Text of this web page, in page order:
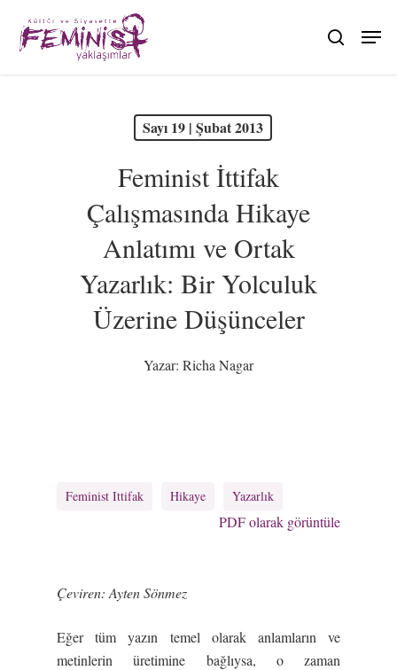
main
search
Sayı 19 | Şubat 2013
Feminist İttifak
Çalışmasında Hikaye
Anlatımı ve Ortak
Yazarlık: Bir Yolculuk
Üzerine Düşünceler
Yazar: Richa Nagar
Feminist Ittifak Hikaye Yazarlık
PDF olarak görüntüle
Çeviren: Ayten Sönmez
Eğer tüm yazın temel olarak anlamların ve
metinlerin üretimine bağlıysa, o zaman